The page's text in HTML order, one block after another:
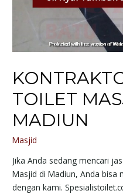
TOILET
MADIUN
Masjid
Jika Anda sedang mencari
Masjid di Madiun, Anda bisa
dengan kami.